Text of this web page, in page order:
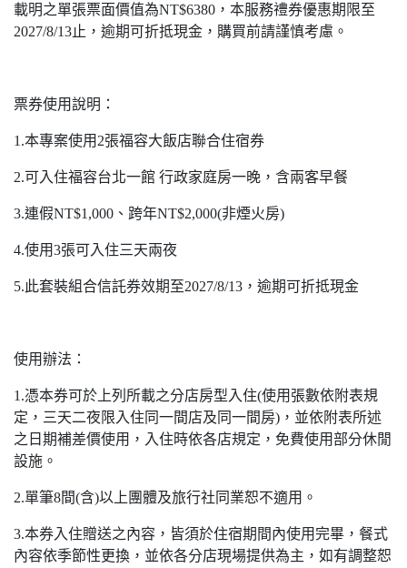
載明之單張票面價值為NT$6380，本服務禮券優惠期限至
2027/8/13止，逾期可折抵現金，購買前請謹慎考慮。
票券使用說明：
1.本專案使用2張福容大飯店聯合住宿券
2.可入住福容台北一館 行政家庭房一晚，含兩客早餐
3.連假NT$1,000、跨年NT$2,000(非煙火房)
4.使用3張可入住三天兩夜
5.此套裝組合信託券效期至2027/8/13，逾期可折抵現金
使用辦法：
1.憑本券可於上列所載之分店房型入住(使用張數依附表規
定，三天二夜限入住同一間店及同一間房)，並依附表所述
之日期補差價使用，入住時依各店規定，免費使用部分休閒
設施。
2.單筆8間(含)以上團體及旅行社同業恕不適用。
3.本券入住贈送之內容，皆須於住宿期間內使用完畢，餐式
內容依季節性更換，並依各分店現場提供為主，如有調整恕